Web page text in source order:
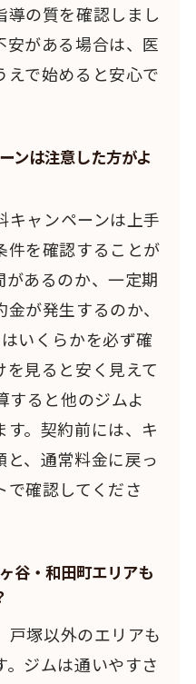
導の質を確認しまし
安がある場合は、医
えで始めると安心で
ンは注意した方がよ
キャンペーンは上手
件を確認することが
あるのか、一定期
が発生するのか、
いくらかを必ず確
見ると安く見えて
すると他のジムよ
す。契約前には、キ
、通常料金に戻っ
で確認してくださ
谷・和田町エリアも
戸塚以外のエリアも
。ジムは通いやすさ